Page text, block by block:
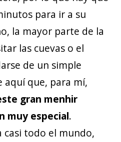
para ir a su
la mayor parte de la
las cuevas o el
de un simple
aquí que, para mí,
gran menhir
muy especial.
casi todo el mundo,